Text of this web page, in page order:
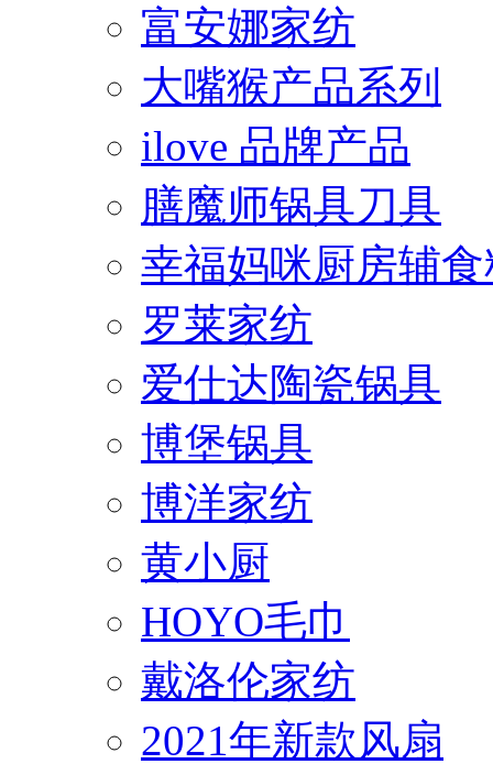
富安娜家纺
大嘴猴产品系列
ilove 品牌产品
膳魔师锅具刀具
幸福妈咪厨房辅
罗莱家纺
爱仕达陶瓷锅具
博堡锅具
博洋家纺
黄小厨
HOYO毛巾
戴洛伦家纺
2021年新款风扇